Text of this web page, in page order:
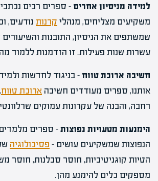
למידה מניסיון אחרים – ספרים רבים
משקיעים מצליחים, מנהלי קרנות נודעים,
שמשתפים את הניסיון, התובנות
עשרות שנות פעילות. זו הזדמנות ללמוד
חשיבה ארוכת טווח – בניגוד לחדשות
אותנו, ספרים מעודדים חשיבה ארוכת טווח
רחבה, והבנה של עקרונות עמוקים
הימנעות מטעויות נפוצות– ספרים
הנפוצות שמשקיעים עושים – פסיכולוגיה
הטיות קוגניטיביות, חוסר סבלנות, חוסר
מספקים כלים להימנע מהן.